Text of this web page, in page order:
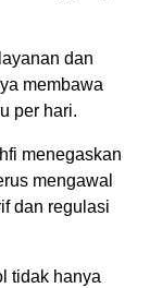
dan
membawa
per hari.
menegaskan
mengawal
dan regulasi
tidak hanya